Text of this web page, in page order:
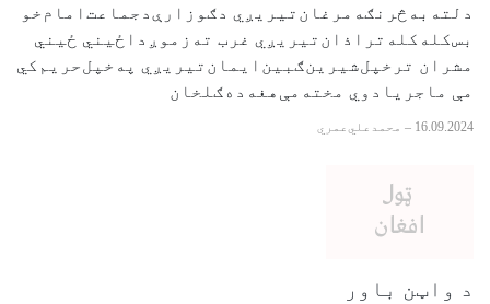
دلته‌به‌څرنګه‌مرغان‌تيريږي دګوزارې‌دجماعت‌امام‌خو
بس‌کله‌کله‌تراذان‌تيريږي غرب ته‌‌زموږ‌داځيني‌ ځيني
مشران ترخپل‌شيرين‌ګبين‌ايمان‌تيريږي په‌خپل‌حريم‌کي
مې ماجر‌يادوي مخته‌مې‌هغه‌ده‌ګلخان‌
16.09.2024
– محمدعلي‌عمري
د واټن باور